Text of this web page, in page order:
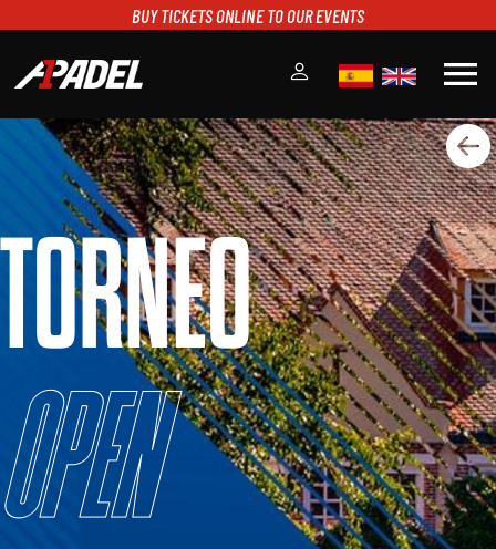
BUY TICKETS ONLINE TO OUR EVENTS
menu
A1PADEL
RANKING
CALENDARIO
TORNEOS
NOTICIAS
MULTIMEDIA
SCOREBOARD
STREAMING
TORNEO
Open